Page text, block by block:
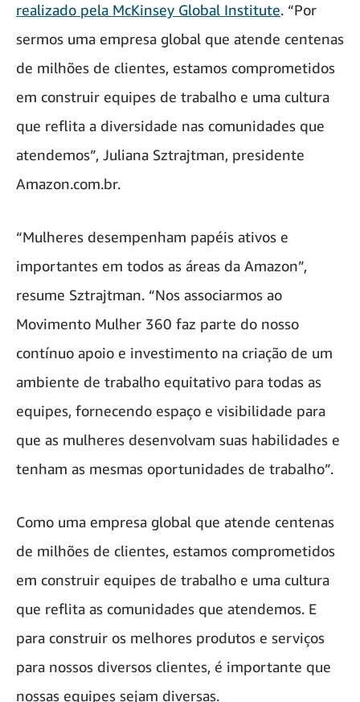
realizado pela McKinsey Global Institute. “Por
sermos uma empresa global que atende centenas
de milhões de clientes, estamos comprometidos
em construir equipes de trabalho e uma cultura
que reflita a diversidade nas comunidades que
atendemos”, Juliana Sztrajtman, presidente
Amazon.com.br.
“Mulheres desempenham papéis ativos e
importantes em todos as áreas da Amazon”,
resume Sztrajtman. “Nos associarmos ao
Movimento Mulher 360 faz parte do nosso
contínuo apoio e investimento na criação de um
ambiente de trabalho equitativo para todas as
equipes, fornecendo espaço e visibilidade para
que as mulheres desenvolvam suas habilidades e
tenham as mesmas oportunidades de trabalho”.
Como uma empresa global que atende centenas
de milhões de clientes, estamos comprometidos
em construir equipes de trabalho e uma cultura
que reflita as comunidades que atendemos. E
para construir os melhores produtos e serviços
para nossos diversos clientes, é importante que
nossas equipes sejam diversas.